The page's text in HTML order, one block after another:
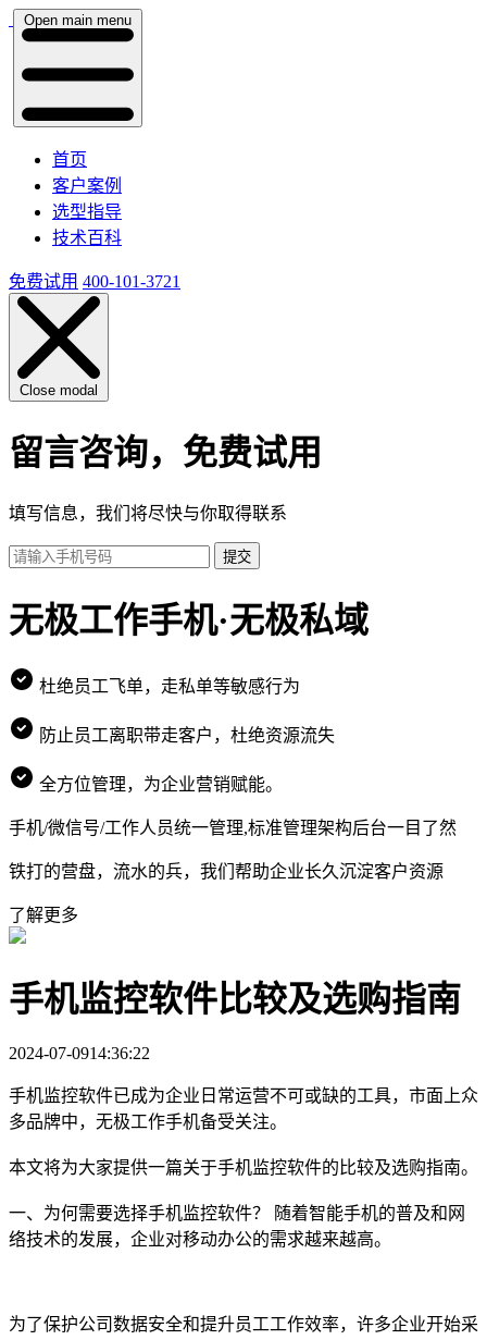
Open main menu
首页
客户案例
选型指导
技术百科
免费试用 400-101-3721
Close modal
留言咨询，免费试用
填写信息，我们将尽快与你取得联系
提交
无极工作手机·无极私域
杜绝员工飞单，走私单等敏感行为
防止员工离职带走客户，杜绝资源流失
全方位管理，为企业营销赋能。
手机/微信号/工作人员统一管理,标准管理架构后台一目了然
铁打的营盘，流水的兵，我们帮助企业长久沉淀客户资源
了解更多
手机监控软件比较及选购指南
2024-07-0914:36:22
手机监控软件已成为企业日常运营不可或缺的工具，市面上众
多品牌中，无极工作手机备受关注。
本文将为大家提供一篇关于手机监控软件的比较及选购指南。
一、为何需要选择手机监控软件？ 随着智能手机的普及和网
络技术的发展，企业对移动办公的需求越来越高。
为了保护公司数据安全和提升员工工作效率，许多企业开始采